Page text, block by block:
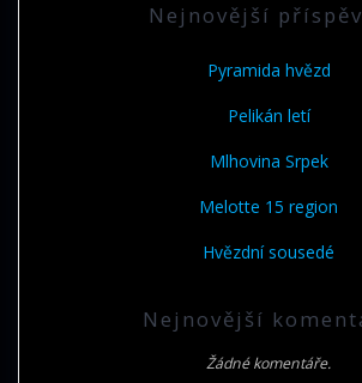
Nejnovější
Pyramida hvězd
Pelikán letí
Mlhovina Srpek
Melotte 15 region
Hvězdní sousedé
Nejnovější
Žádné komentáře.